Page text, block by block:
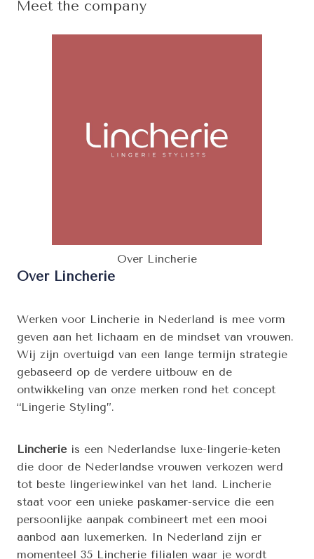
Meet the company
Over Lincherie
Over Lincherie
Werken voor Lincherie in Nederland is mee vorm
geven aan het lichaam en de mindset van vrouwen.
Wij zijn overtuigd van een lange termijn strategie
gebaseerd op de verdere uitbouw en de
ontwikkeling van onze merken rond het concept
“Lingerie Styling”.
Lincherieis een Nederlandse luxe-lingerie-keten
die door de Nederlandse vrouwen verkozen werd
tot beste lingeriewinkel van het land. Lincherie
staat voor een unieke paskamer-service die een
persoonlijke aanpak combineert met een mooi
aanbod aan luxemerken. In Nederland zijn er
momenteel 35 Lincherie filialen waar je wordt